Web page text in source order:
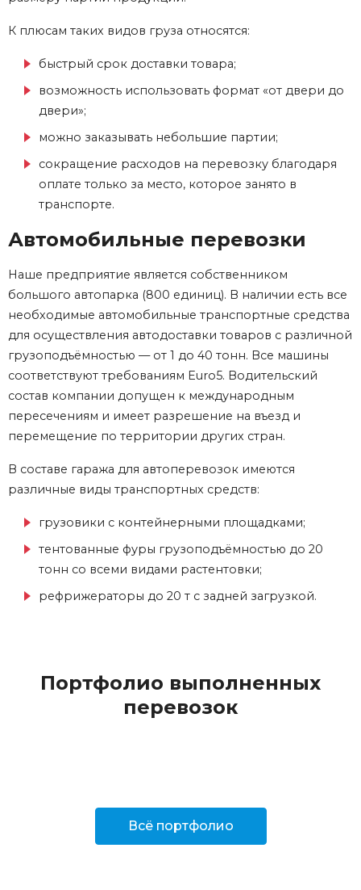
К плюсам таких видов груза относятся:
быстрый срок доставки товара;
возможность использовать формат «от двери до
двери»;
можно заказывать небольшие партии;
сокращение расходов на перевозку благодаря
оплате только за место, которое занято в
транспорте.
Автомобильные перевозки
Наше предприятие является собственником
большого автопарка (800 единиц). В наличии есть все
необходимые автомобильные транспортные средства
для осуществления автодоставки товаров с различной
грузоподъёмностью — от 1 до 40 тонн. Все машины
соответствуют требованиям Euro5. Водительский
состав компании допущен к международным
пересечениям и имеет разрешение на въезд и
перемещение по территории других стран.
В составе гаража для автоперевозок имеются
различные виды транспортных средств:
грузовики с контейнерными площадками;
тентованные фуры грузоподъёмностью до 20
тонн со всеми видами растентовки;
рефрижераторы до 20 т с задней загрузкой.
Портфолио выполненных
перевозок
Всё портфолио